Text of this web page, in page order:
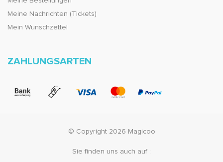
Meine Nachrichten (Tickets)
Mein Wunschzettel
ZAHLUNGSARTEN
© Copyright 2026 Magicoo
Sie finden uns auch auf :